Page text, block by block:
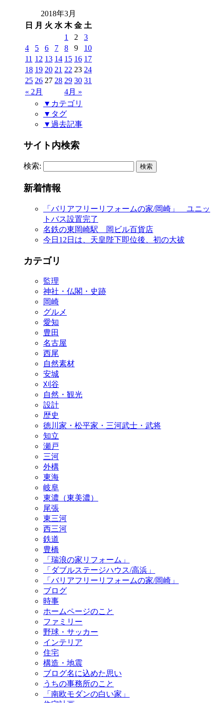
2018年3月
日
月 火 水 木 金 土
« 2月 4月 »
1 2
3
4
5 6 7 8 9
10
11 12 13 14 15 16 17
18 19 20 21 22 23 24
25 26 27 28 29 30 31
▼カテゴリ
▼タグ
▼過去記事
サイト内検索
検索:
新着情報
「バリアフリーリフォームの家/岡崎」 ユニッ
トバス設置完了
名鉄の東岡崎駅 岡ビル百貨店
今日12日は、天皇陛下即位後、初の大祓
カテゴリ
監理
神社・仏閣・史跡
岡崎
グルメ
愛知
豊田
名古屋
西尾
自然素材
安城
刈谷
自然・観光
設計
歴史
徳川家・松平家・三河武士・武将
知立
瀬戸
三河
外構
東海
岐阜
東濃（東美濃）
尾張
東三河
西三河
鉄道
豊橋
「瑞浪の家リフォーム」
「ダブルステージハウス/高浜」
「バリアフリーリフォームの家/岡崎」
ブログ
時事
ホームページのこと
ファミリー
野球・サッカー
インテリア
住宅
構造・地震
ブログ名に込めた思い
うちの事務所のこと
「南欧モダンの白い家」